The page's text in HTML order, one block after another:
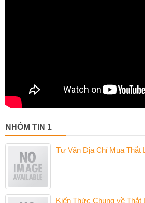
NHÓM TIN 1
Tư Vấn Địa Chỉ Mua Thắt
Kiến Thức Chung về Thắt